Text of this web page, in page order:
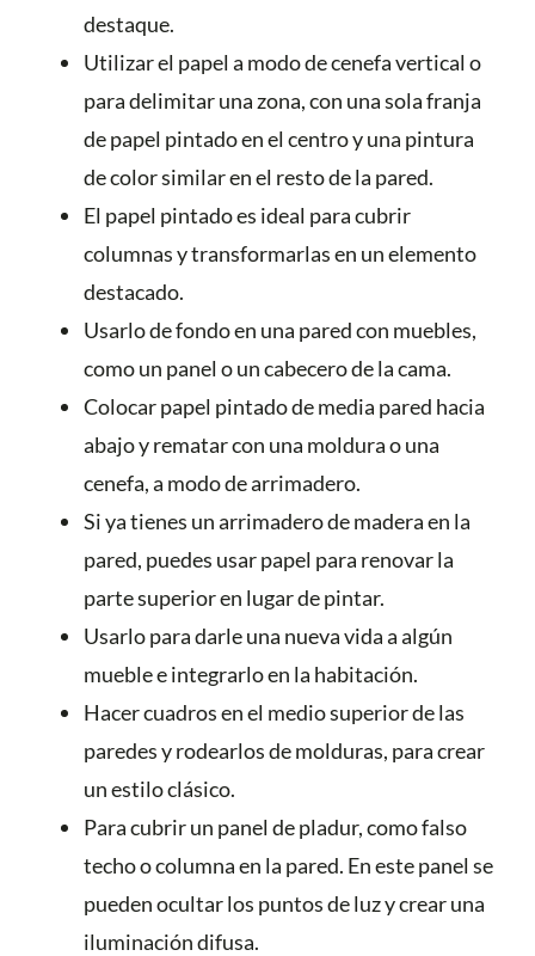
destaque.
Utilizar el papel a modo de cenefa vertical o
para delimitar una zona, con una sola franja
de papel pintado en el centro y una pintura
de color similar en el resto de la pared.
El papel pintado es ideal para cubrir
columnas y transformarlas en un elemento
destacado.
Usarlo de fondo en una pared con muebles,
como un panel o un cabecero de la cama.
Colocar papel pintado de media pared hacia
abajo y rematar con una moldura o una
cenefa, a modo de arrimadero.
Si ya tienes un arrimadero de madera en la
pared, puedes usar papel para renovar la
parte superior en lugar de pintar.
Usarlo para darle una nueva vida a algún
mueble e integrarlo en la habitación.
Hacer cuadros en el medio superior de las
paredes y rodearlos de molduras, para crear
un estilo clásico.
Para cubrir un panel de pladur, como falso
techo o columna en la pared. En este panel se
pueden ocultar los puntos de luz y crear una
iluminación difusa.